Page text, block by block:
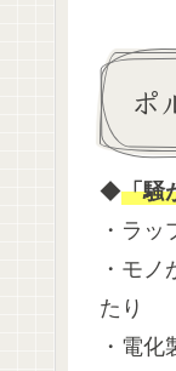
ポ
◆「騒
・ラ
・モ
たり
・電